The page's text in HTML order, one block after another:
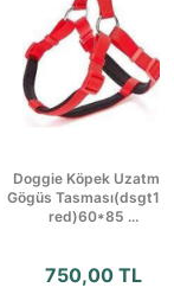
Doggie Köpek Uzatma-
Gögüs
red)60*85 ...
750,00 TL